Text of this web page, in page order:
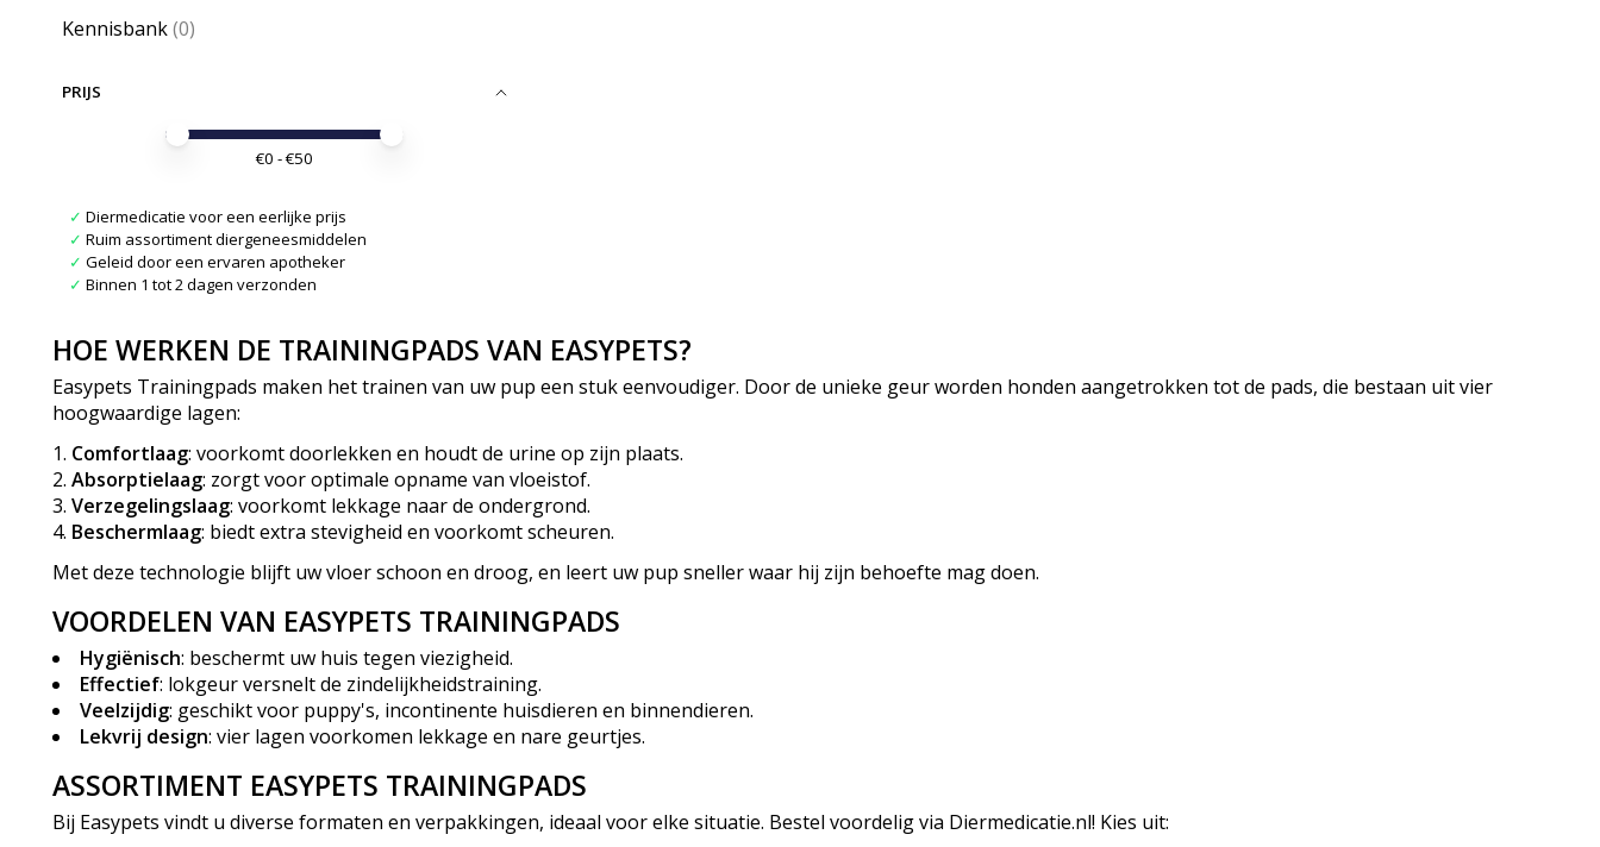
Kennisbank(0)
PRIJS
Minimale prijswaarde
Price maximum value
€0 - €50
✓ Diermedicatie voor een eerlijke prijs
✓ Ruim assortiment diergeneesmiddelen
✓ Geleid door een ervaren apotheker
✓ Binnen 1 tot 2 dagen verzonden
HOE WERKEN DE TRAININGPADS VAN EASYPETS?
Easypets Trainingpads maken het trainen van uw pup een stuk eenvoudiger. Door de unieke geur worden honden aangetrokken tot de pads, die bestaan uit vier
hoogwaardige lagen:
Comfortlaag: voorkomt doorlekken en houdt de urine op zijn plaats.
Absorptielaag: zorgt voor optimale opname van vloeistof.
Verzegelingslaag: voorkomt lekkage naar de ondergrond.
Beschermlaag: biedt extra stevigheid en voorkomt scheuren.
Met deze technologie blijft uw vloer schoon en droog, en leert uw pup sneller waar hij zijn behoefte mag doen.
VOORDELEN VAN EASYPETS TRAININGPADS
Hygiënisch: beschermt uw huis tegen viezigheid.
Effectief: lokgeur versnelt de zindelijkheidstraining.
Veelzijdig: geschikt voor puppy's, incontinente huisdieren en binnendieren.
Lekvrij design: vier lagen voorkomen lekkage en nare geurtjes.
ASSORTIMENT EASYPETS TRAININGPADS
Bij Easypets vindt u diverse formaten en verpakkingen, ideaal voor elke situatie. Bestel voordelig via Diermedicatie.nl! Kies uit: